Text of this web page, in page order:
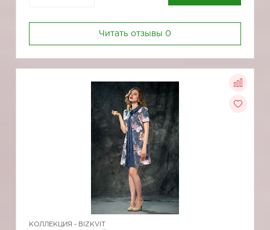
Читать отзывы 0
КОЛЛЕКЦИЯ - BIZKVIT